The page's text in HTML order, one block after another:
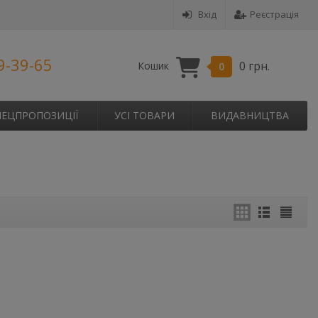
Вхід Реєстрація
39-65 Кошик 0 0 грн.
УСІ ТОВАРИ ВИДАВНИЦТВА